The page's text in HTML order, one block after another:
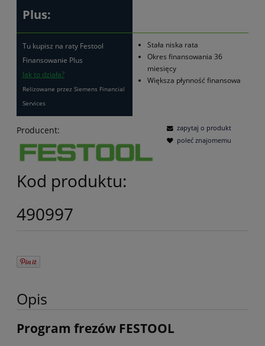
Plus:
Tu kupisz na raty Festool
Finansowanie Plus
Jak to działa?
Relizowane przez Siemens Financial
Services
Stała niska rata
Okres finansowania 36
miesięcy
Większa płynność finansowa
Producent:
Kod produktu:
490997
zapytaj o produkt
poleć znajomemu
Opis
Program frezów FESTOOL